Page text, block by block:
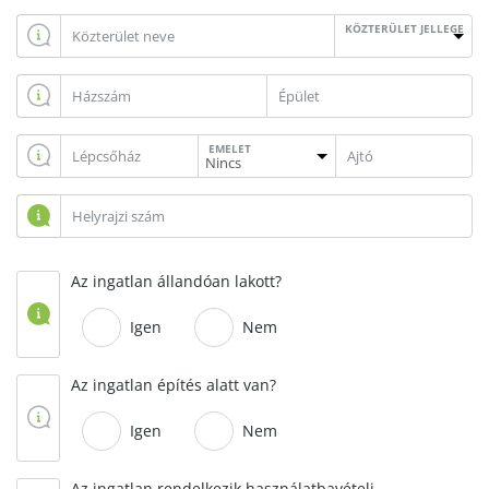
KÖZTERÜLET JELLEGE
EMELET
Az ingatlan állandóan lakott?
Igen Nem
Az ingatlan építés alatt van?
Igen Nem